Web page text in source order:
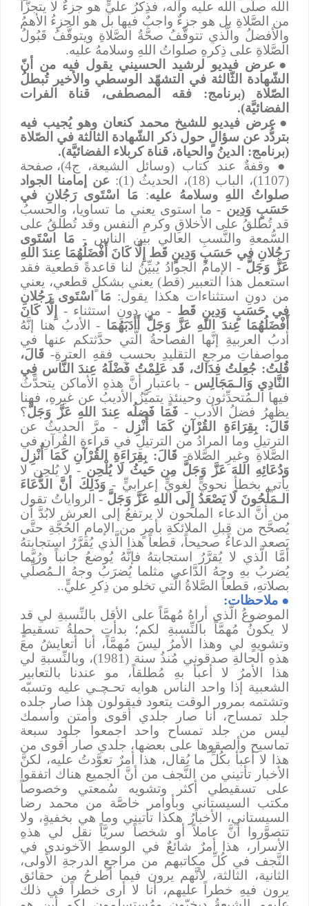
الله صلَّى الله عليه وآله، فذِكرُ عليٍّ هو جزءٌ لا يتجزَّأ
من الصَّلاةِ بل هو جزءٌ واجبٌ فيها بل هو الجزءُ الأهمُ
والأفضلُ والَّذي تتوقَّفُ صحَّةُ الصَّلاةِ ويتوقَّفُ قَبُولُ
الصَّلاةِ على ذِكرهِ صلواتُ اللهِ وسلامهُ عليه.
●عرض فيديو لرشيد الحسيني يقول فيه من أنّ
الشّهادة الثّالثة في التشهّد الوسطي والأخير تُبطلُ
الصّلاة (برنامج: فقه المصطفى، قناة الفرات
الفضائيَّة).
●عرض فيديو للشيخ محمد كنعان وهو يُجيب فيه
بتردُّد عن سؤالٍ حول ذكر الشّهادة الثالثة في الصّلاة
(برنامج: الدينُ والحياة، قناة كربلاء الفضائيَّة).
●
وقفةٌ عند كتاب (وسائل الشيعة، ج4)، صفحة
عن إمامنا الجواد
صلواتُ اللهِ وسلامهُ عليه: مَا اسْتَوى رَجُلانِ في
حَسَبٍ وَدِين- ما استوى يعني ما تساويا، والحسبُ
قد تُطلقُ على الأخلاقِ وكرمِ النفس وقد تُطلقُ على
السُّمعةِ والنَّسبِ العالي بين الناس - مَا اسْتَوى
رَجُلانِ في حَسَبٍ وَدِينٍ قَط إِلَّا كَانَ أَفْضَلُهُمَا عِندَ اللهِ
عَزَّ وَجَلَّ- الإمامُ الجوادُ يُبيِّنُ لنا قاعدةً قطعية فقد
استعمل هذا التعبير (قط) يعني بشكلٍ قطعي، يعني
من دونِ استثناءات هكذا يقول: مَا اسْتَوى رَجُلانِ
في حَسَبٍ وَدِينٍ قَط - من دونِ استثناء - إِلَّا كَانَ
أَفْضَلُهُمَا عِندَ اللهِ عَزَّ وَجَلَّ
أَأدَبَهُمَا - الأدبُ هنا إنَّهُ
أدبُ العربيةِ إنَّها الفصاحةُ الَّتي حدَّثتكم عنها في
مواصفاتِ مرجعِ التقليدِ بحسبِ فقهِ العترةِ-قَالَ،
قُلتُ: جُعِلتُ فِدَاك، قَد عَلِمْتُ فَضْلَهُ عِندَ النَّاس فِي
النَّادِي وَالـمَجَالِس- باعتبارِ أنَّ هذهِ الأماكن يتحدَّثُ
فيها الـمُتحدِّثون وحينئذٍ يتميَّزُ الأديبُ عن غيرهِ، فهنا
يظهرُ فضلُ الأدب - فَمَا فَضلُه عِندَ اللهِ عَزَّ وَجَلَّ؟
قَالَ: بِقِرَاءَةِ القُرْآنِ كَمَا أُنْزِل- مرَّ الحديثُ عن
الترتيلِ وما المرادُ من الترتيلِ في قراءةِ القُرآنِ في
الصَّلاةِ وغيرِ الصَّلاة- قَالَ: بِقِرَاءَةِ القُرْآنِ كَمَا أُنْزِل
وَدُعَائِهِ اللهَ عَزَّ وَجَلَّ مِن حَيثُ لَا يُلْحِن- لا يُلحِن لا
يأتي بخطأٍ نحويٍّ لغويٍّ إعرابيٍّ - وَذَلِكَ أنَّ الدُّعَاءَ
الـمَلْحُونَ لَا يَصْعَدُ إِلَى اللهِ عَزَّ وَجَلَّ- الرواياتُ تقول
من أنَّ الدعاء الملحون لا يرتفعُ إلى العرش لابُدَّ أن
يُصحَّح من قِبلِ الملائكةِ بأمرٍ من الإمامِ الحُجَّةِ حتَّى
يَصعد الدعاءُ صحيحاً، قطعاً هذا الَّذي يُقرَّرُ استجابتهُ
أمَّا الَّذي لا يُقرَّرُ استجابتهُ فإنَّهُ يُوضعُ جانباً ورُبَّما
يُضربُ بهِ وجهُ الدَّاعي مثلما يُضرَبُ وجهُ الـمُصلِّي
بصلاتهِ، قطعاً الصَّلاةُ الَّتي تخلو من ذِكرِ عليٍّ..
●ملاحظات:
الموضوعُ الَّذي أراهُ مُهمَّاً على الأقل بالنِّسبةِ لي قد
لا يكونُ مُهمَّاً بالنِّسبةِ لكم؛ بدأت حملةُ تسقيطٍ
وتشويهٍ لي وهذا الأمرُ ليسَ مُهمَّاً، أنا أتعايشُ معَ
هذهِ الحالةِ صدقوني مُنذُ سنة (1981)، وبالنِّسبةِ لي
هذا الأمرُ لا أعبأ بهِ مُطلقاً، مو عندنا بالتعابير
الشعبية إذا واحد الناس هوايه تحـﭽـي عليه وتسبّه
وتشتمه بمرور الوقت يتعود فيقولون هذا صار جلده
جلد تمساح، أنا صار جلدي أقوى وأمتن وأسمك
ليس من جلد تمساح واحد اجمعوا جلود سبعة
تماسيح وألصقوها على بعضها، جلدي صار أقوى من
هذا لا أعبأ بكُلِّ ما يُقال، هذا أمرٌ تعوَّدتُ عليه، لكنَّ
الأخبار تأتيني من النَّجف من أنَّ الجميع هناك اتفقوا
على تسقيطي أكثر وتشويه سُمعتي وخصوصاً
مكتب السيستاني وبأوامر خاصَّة من محمد رضا
السيستاني، الأخبارُ هكذا تأتيني وما هي بخفيةٍ، ولا
تتصوَّروا أنَّ عاملاً أو شخصاً سريَّاً نقل لي هذهِ
الأسرار، هذا أمرٌ شائعٌ في الوسطِ الآخوندي في
النَّجف في كُلِّ مكاتبهم من مراجعِ الدرجةِ الأولى،
الثانية، الثالثة، لأنَّهم يرون فيما أطرحُ من حقائق
يرون فيهِ خطراً عليهم، أنا لا أرى خطراً في ذلك